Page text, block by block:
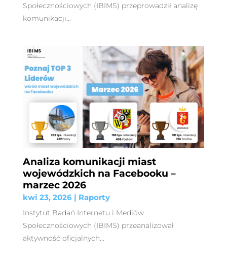
Społecznościowych (IBIMS) przeprowadził analizę
komunikacji...
Analiza komunikacji miast
wojewódzkich na Facebooku –
marzec 2026
kwi 23, 2026| Raporty
Instytut Badań Internetu i Mediów
Społecznościowych (IBIMS) przeanalizował
aktywność oficjalnych...